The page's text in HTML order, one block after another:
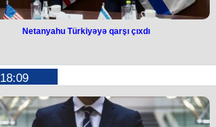
Qəzza zolağında yaradılması planlaşdırılan
kontingentdə Türkiyənin iştirakına qarşı çıxıb.
ofisinə istinadən məlumat yayıb.
bildirilir ki, rəsmi Təl-Əviv bu məsələdə mövqeyində
birmənalıdır:
Netanyahu Türkiyəyə qarşı çıxdı